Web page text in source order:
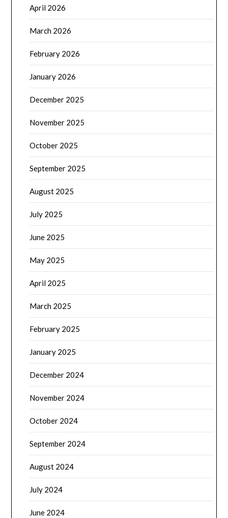
April 2026
March 2026
February 2026
January 2026
December 2025
November 2025
October 2025
September 2025
August 2025
July 2025
June 2025
May 2025
April 2025
March 2025
February 2025
January 2025
December 2024
November 2024
October 2024
September 2024
August 2024
July 2024
June 2024